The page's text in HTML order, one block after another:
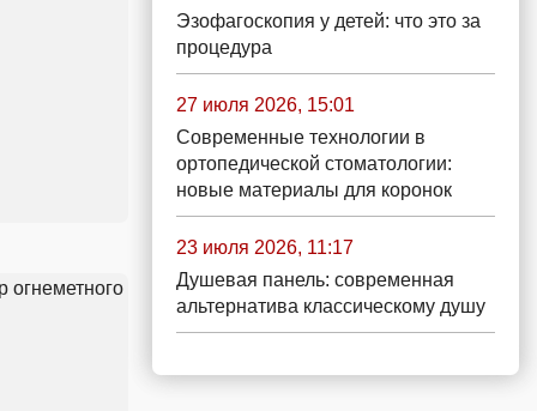
Эзофагоскопия у детей: что это за
процедура
27 июля 2026, 15:01
Современные технологии в
ортопедической стоматологии:
новые материалы для коронок
23 июля 2026, 11:17
Душевая панель: современная
альтернатива классическому душу